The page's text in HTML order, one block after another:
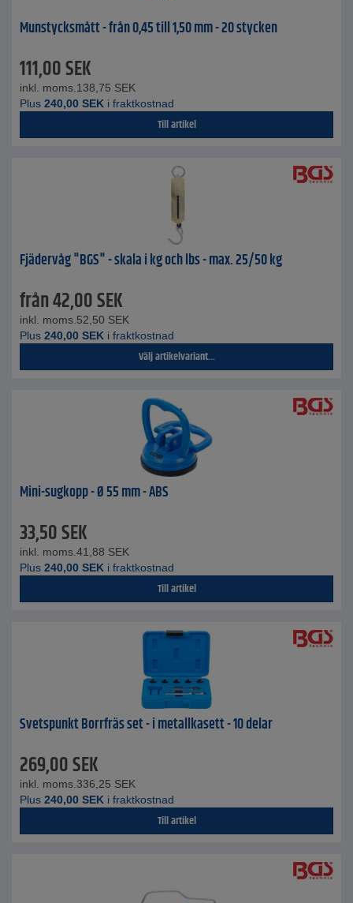
Munstycksmått - från 0,45 till 1,50 mm - 20 stycken
111,00SEK
inkl. moms. 138,75 SEK
Plus 240,00 SEK i fraktkostnad
Till artikel
Fjädervåg "BGS" - skala i kg och lbs - max. 25/50 kg
från42,00SEK
inkl. moms. 52,50 SEK
Plus 240,00 SEK i fraktkostnad
Välj artikelvariant...
Mini-sugkopp - Ø 55 mm - ABS
33,50SEK
inkl. moms. 41,88 SEK
Plus 240,00 SEK i fraktkostnad
Till artikel
Svetspunkt Borrfräs set - i metallkasett - 10 delar
269,00SEK
inkl. moms. 336,25 SEK
Plus 240,00 SEK i fraktkostnad
Till artikel